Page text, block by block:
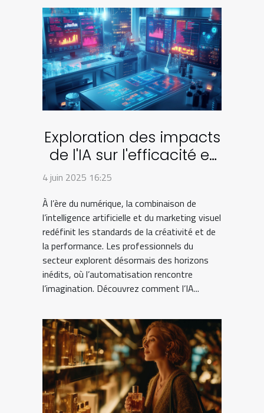
Exploration des impacts
de l'IA sur l'efficacité et
la créativité dans le
4 juin 2025 16:25
À l’ère du numérique, la combinaison de
l’intelligence artificielle et du marketing visuel
redéfinit les standards de la créativité et de
la performance. Les professionnels du
secteur explorent désormais des horizons
inédits, où l’automatisation rencontre
l’imagination. Découvrez comment l’IA...